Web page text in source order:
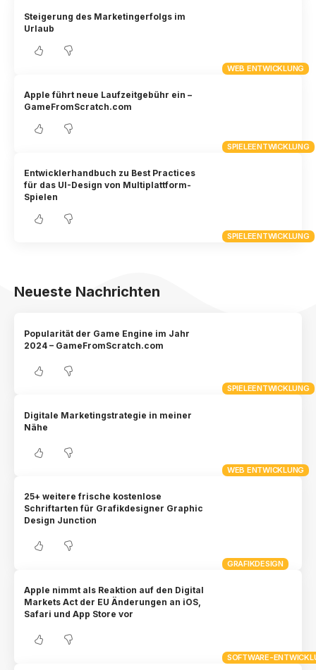
WEB ENTWICKLUNG
Steigerung des Marketingerfolgs im
Urlaub
SPIELEENTWICKLUNG
Apple führt neue Laufzeitgebühr ein –
GameFromScratch.com
SPIELEENTWICKLUNG
Entwicklerhandbuch zu Best Practices
für das UI-Design von Multiplattform-
Spielen
Neueste Nachrichten
SPIELEENTWICKLUNG
Popularität der Game Engine im Jahr
2024 – GameFromScratch.com
WEB ENTWICKLUNG
Digitale Marketingstrategie in meiner
Nähe
GRAFIKDESIGN
25+ weitere frische kostenlose
Schriftarten für Grafikdesigner Graphic
Design Junction
SOFTWARE-
Apple nimmt als Reaktion auf den Digital
Markets Act der EU Änderungen an iOS,
Safari und App Store vor